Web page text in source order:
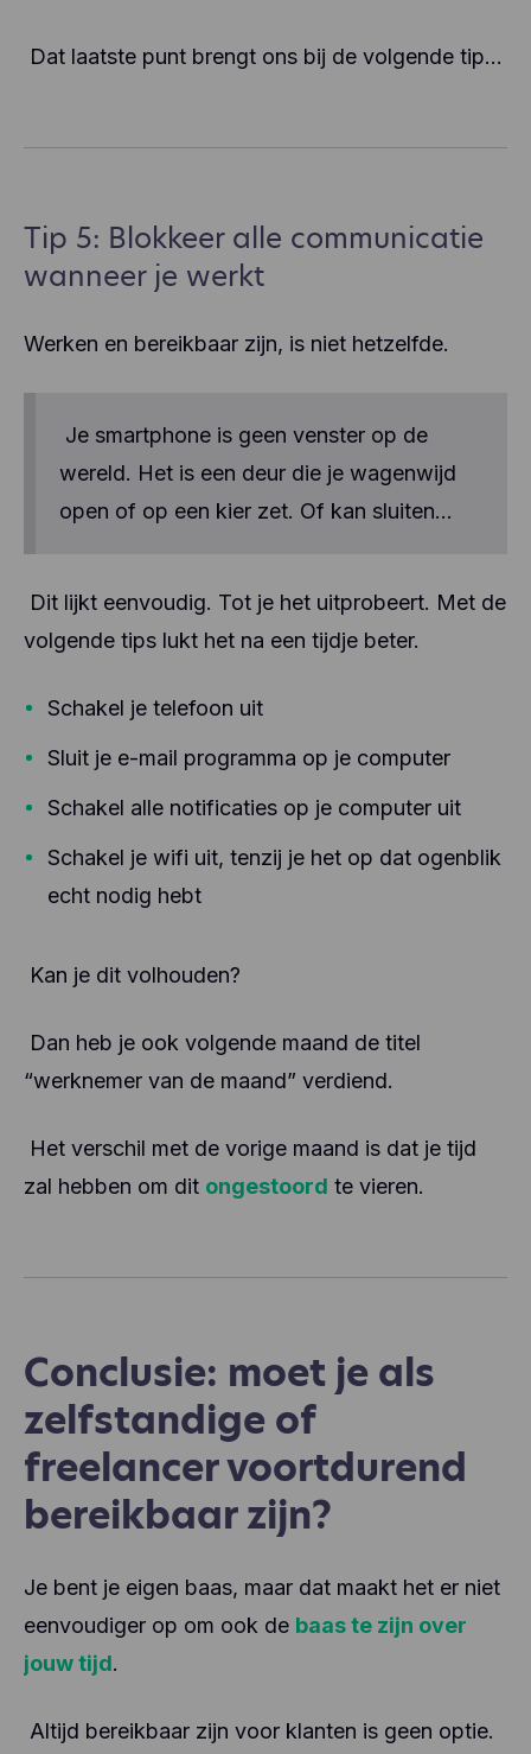
Dat laatste punt brengt ons bij de volgende tip…
Tip 5: Blokkeer alle communicatie
wanneer je werkt
Werken en bereikbaar zijn, is niet hetzelfde.
Je smartphone is geen venster op de
wereld. Het is een deur die je wagenwijd
open of op een kier zet. Of kan sluiten…
Dit lijkt eenvoudig. Tot je het uitprobeert. Met de
volgende tips lukt het na een tijdje beter.
Schakel je telefoon uit
Sluit je e-mail programma op je computer
Schakel alle notificaties op je computer uit
Schakel je wifi uit, tenzij je het op dat ogenblik
echt nodig hebt
Kan je dit volhouden?
Dan heb je ook volgende maand de titel
“werknemer van de maand” verdiend.
Het verschil met de vorige maand is dat je tijd
zal hebben om dit ongestoord te vieren.
Conclusie: moet je als
zelfstandige of
freelancer voortdurend
bereikbaar zijn?
Je bent je eigen baas, maar dat maakt het er niet
eenvoudiger op om ook de baas te zijn over
jouw tijd.
Altijd bereikbaar zijn voor klanten is geen optie.